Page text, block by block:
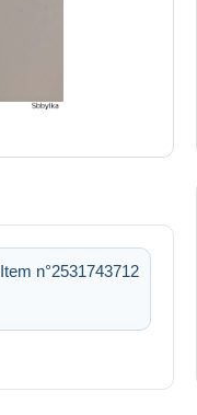
Item n°2531743712